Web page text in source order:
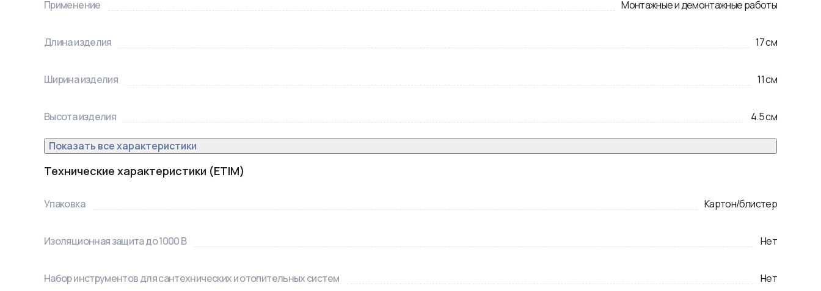
Применение Монтажные и демонтажные работы
Длина изделия 17см
Ширина изделия 11см
Высота изделия 4.5см
Показать все характеристики
Технические характеристики (ETIM)
Упаковка Картон/блистер
Изоляционная защита до 1000 В Нет
Набор инструментов для сантехнических и отопительных систем Нет